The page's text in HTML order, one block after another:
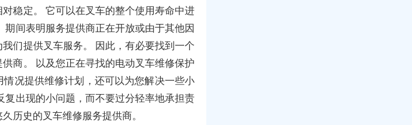
稳定。 它可以在叉车的整个使用寿命中进
间表明服务提供商正在开放或由于其他因
们提供叉车服务。 因此，有必要找到一个
商。 以及您正在寻找的电动叉车维修保护
况提供维修计划，还可以为您解决一些小
出现的小问题，而不要过分轻率地承担责
历史的叉车维修服务提供商。